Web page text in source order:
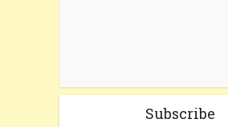
Subscribe